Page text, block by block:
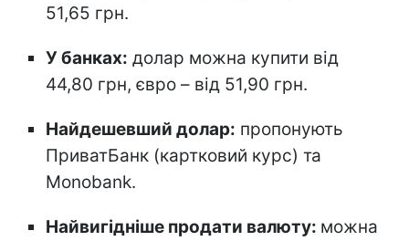
51,65 грн.
У банках: долар можна купити від
44,80 грн, євро – від 51,90 грн.
Найдешевший долар: пропонують
ПриватБанк (картковий курс) та
Monobank.
Найвигідніше продати валюту: можна